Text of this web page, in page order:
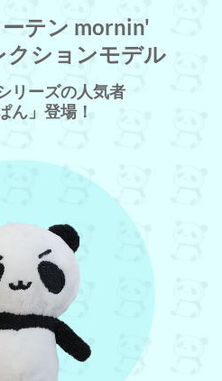
テン mornin'
クションモデル
リーズの人気者
ん」登場！